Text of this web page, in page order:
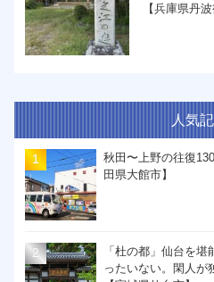
【兵庫県丹波
人気
秋田〜上野の往復
田県大館市】
「杜の都」仙台を
ったいない。閑人が